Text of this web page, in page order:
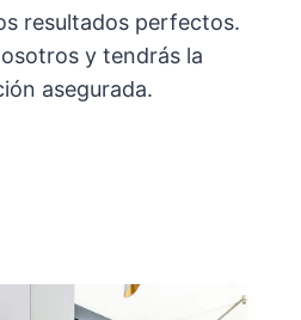
resultados perfectos.
y tendrás la
asegurada.